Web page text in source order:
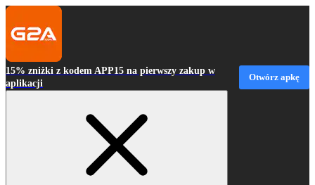
15% zniżki z kodem APP15 na pierwszy zakup w
aplikacji
Otwórz apkę